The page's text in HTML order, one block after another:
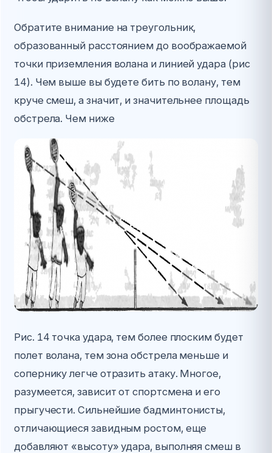
Обратите внимание на треугольник,
образованный расстоянием до воображаемой
точки приземления волана и линией удара (рис
14). Чем выше вы будете бить по волану, тем
круче смеш, а значит, и значительнее площадь
обстрела. Чем ниже
Рис. 14 точка удара, тем более плоским будет
полет волана, тем зона обстрела меньше и
сопернику легче отразить атаку. Многое,
разумеется, зависит от спортсмена и его
прыгучести. Сильнейшие бадминтонисты,
отличающиеся завидным ростом, еще
добавляют «высоту» удара, выполняя смеш в